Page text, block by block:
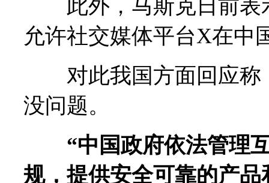
此外，马斯克日前表
允许社交媒体平台X在中
对此我国方面回应称
没问题。
“中国政府依法管理
规，提供安全可靠的产